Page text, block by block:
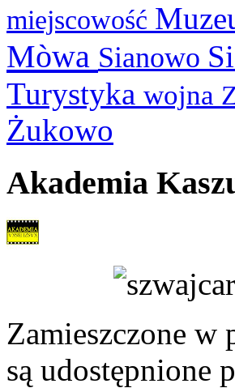
miejscowość
Mòwa Sianowo
Turystyka wojna
Żukowo
Akademia
Zamieszczone w
są udostępnione